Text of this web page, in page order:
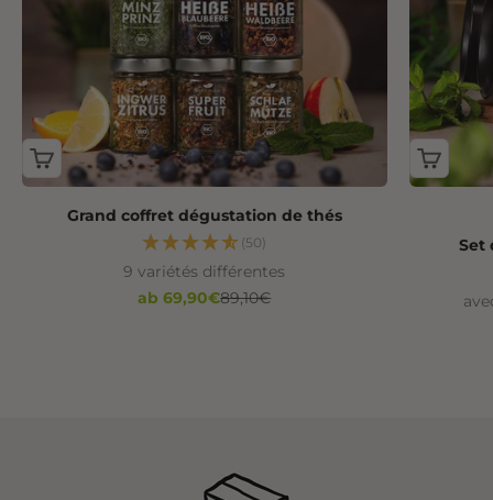
Grand coffret dégustation de thés
(50)
9 variétés différentes
Angebot
ab 69,90€Regulärer Preis
89,10€
Set